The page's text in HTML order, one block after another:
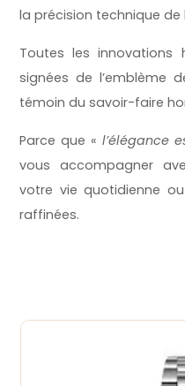
la précision technique de
Toutes les innovations
signées de l’emblème
témoin du savoir-faire
Parce que «l’élégance
vous accompagner
votre vie quotidienne
raffinées.